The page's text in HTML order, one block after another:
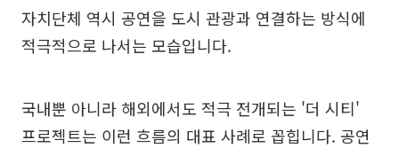
자치단체 역시 공연을 도시 관광과 연결하는 방식에
적극적으로 나서는 모습입니다.
국내뿐 아니라 해외에서도 적극 전개되는 '더 시티'
프로젝트는 이런 흐름의 대표 사례로 꼽힙니다. 공연